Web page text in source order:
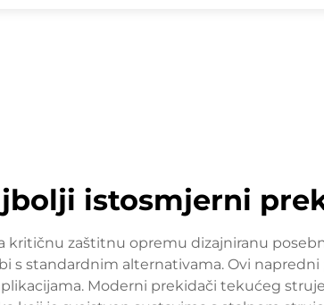
istosmjerni
zaštitnu opremu dizajniranu
s standardnim alternativama. Ovi
Moderni prekidači tekućeg